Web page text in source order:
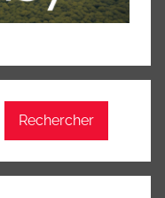
Rechercher